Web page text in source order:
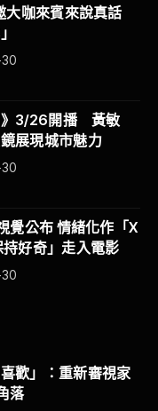
大咖來賓來說真話
》3/26開播 黃敏
展現城市魅力
覺公布 情緒化作「X
好奇」走入電影
歡」：重新審視家
落